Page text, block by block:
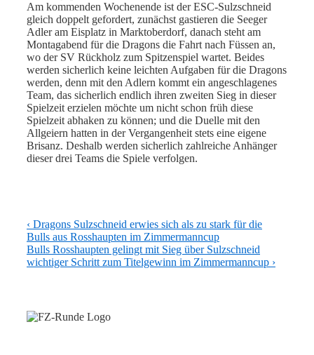
Am kommenden Wochenende ist der ESC-Sulzschneid
gleich doppelt gefordert, zunächst gastieren die Seeger
Adler am Eisplatz in Marktoberdorf, danach steht am
Montagabend für die Dragons die Fahrt nach Füssen an,
wo der SV Rückholz zum Spitzenspiel wartet. Beides
werden sicherlich keine leichten Aufgaben für die Dragons
werden, denn mit den Adlern kommt ein angeschlagenes
Team, das sicherlich endlich ihren zweiten Sieg in dieser
Spielzeit erzielen möchte um nicht schon früh diese
Spielzeit abhaken zu können; und die Duelle mit den
Allgeiern hatten in der Vergangenheit stets eine eigene
Brisanz. Deshalb werden sicherlich zahlreiche Anhänger
dieser drei Teams die Spiele verfolgen.
Beitragsnavigation
Previous
Post
is
‹ Dragons Sulzschneid erwies sich als zu stark für die
Bulls aus Rosshaupten im Zimmermanncup
Next
Post
Bulls Rosshaupten gelingt mit Sieg über Sulzschneid
wichtiger Schritt zum Titelgewinn im Zimmermanncup ›